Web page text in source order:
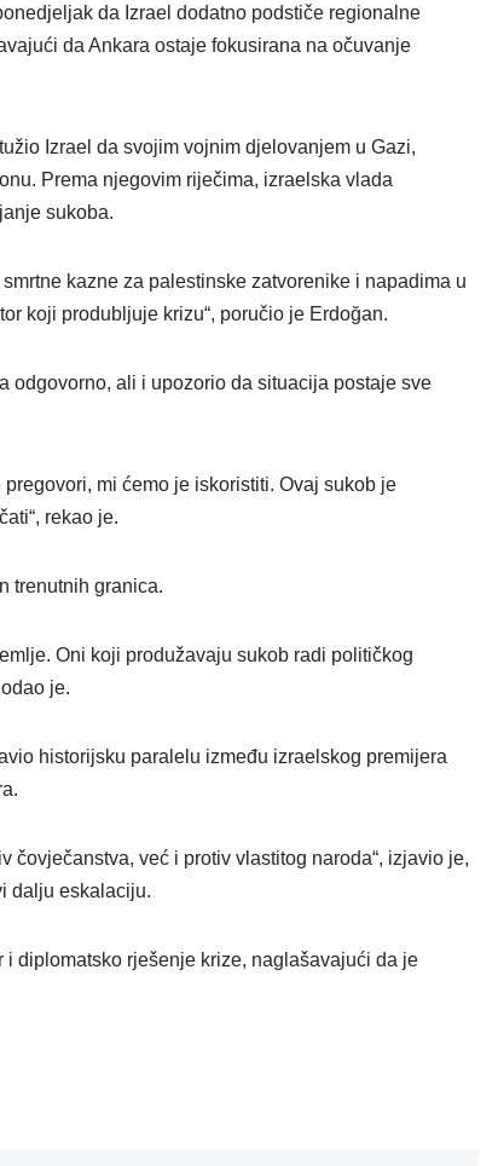
da Izrael dodatno podstiče regionalne
da Ankara ostaje fokusirana na očuvanje
Izrael da svojim vojnim djelovanjem u Gazi,
Prema njegovim riječima, izraelska vlada
sukoba.
kazne za palestinske zatvorenike i napadima u
koji produbljuje krizu“, poručio je Erdoğan.
odgovorno, ali i upozorio da situacija postaje sve
mi ćemo je iskoristiti. Ovaj sukob je
rekao je.
trenutnih granica.
Oni koji produžavaju sukob radi političkog
je.
historijsku paralelu između izraelskog premijera
čovječanstva, već i protiv vlastitog naroda“, izjavio je,
dalju eskalaciju.
diplomatsko rješenje krize, naglašavajući da je